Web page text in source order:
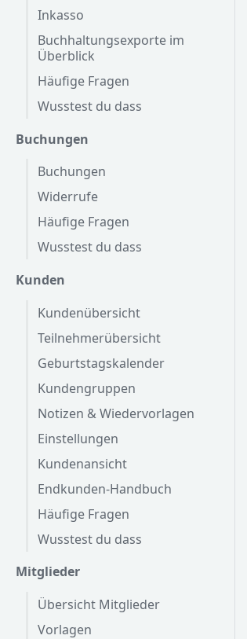
Inkasso
Buchhaltungsexporte im
Überblick
Häufige Fragen
Wusstest du dass
Buchungen
Buchungen
Widerrufe
Häufige Fragen
Wusstest du dass
Kunden
Kundenübersicht
Teilnehmerübersicht
Geburtstagskalender
Kundengruppen
Notizen & Wiedervorlagen
Einstellungen
Kundenansicht
Endkunden-Handbuch
Häufige Fragen
Wusstest du dass
Mitglieder
Übersicht Mitglieder
Vorlagen